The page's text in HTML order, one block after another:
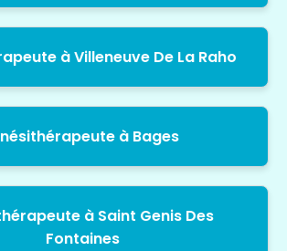
à Villeneuve De La Raho
à Bages
à Saint Genis Des
Fontaines